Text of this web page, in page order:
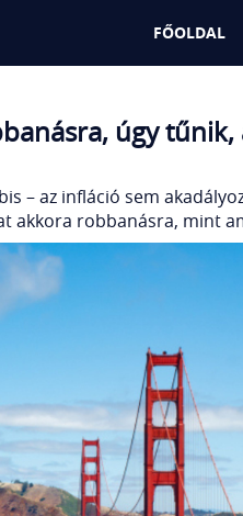
FŐOLDAL
törik, ha
úgy
– az infláció sem
akkora robbanásra, mint